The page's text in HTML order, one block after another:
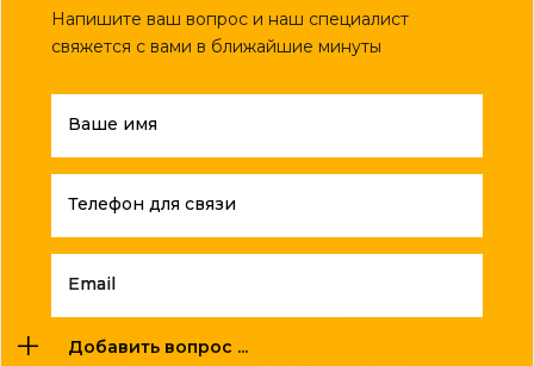
Напишите ваш вопрос и наш специалист
свяжется с вами в ближайшие минуты
Ваше имя
Телефон для связи
Email
Добавить вопрос ...